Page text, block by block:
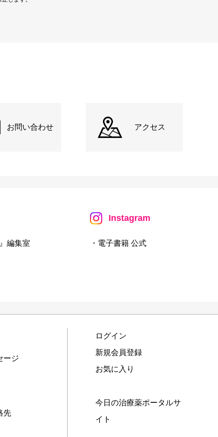
お問い合わせ アクセス
編集室
Instagram
・電子書籍 公式
ージ
先
ログイン
新規会員登録
お気に入り
今日の治療薬ポータルサ
イト